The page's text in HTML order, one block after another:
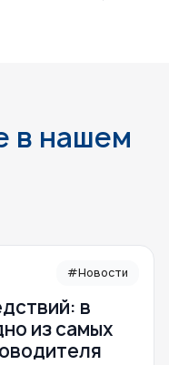
в нашем
#Новости
в
из самых